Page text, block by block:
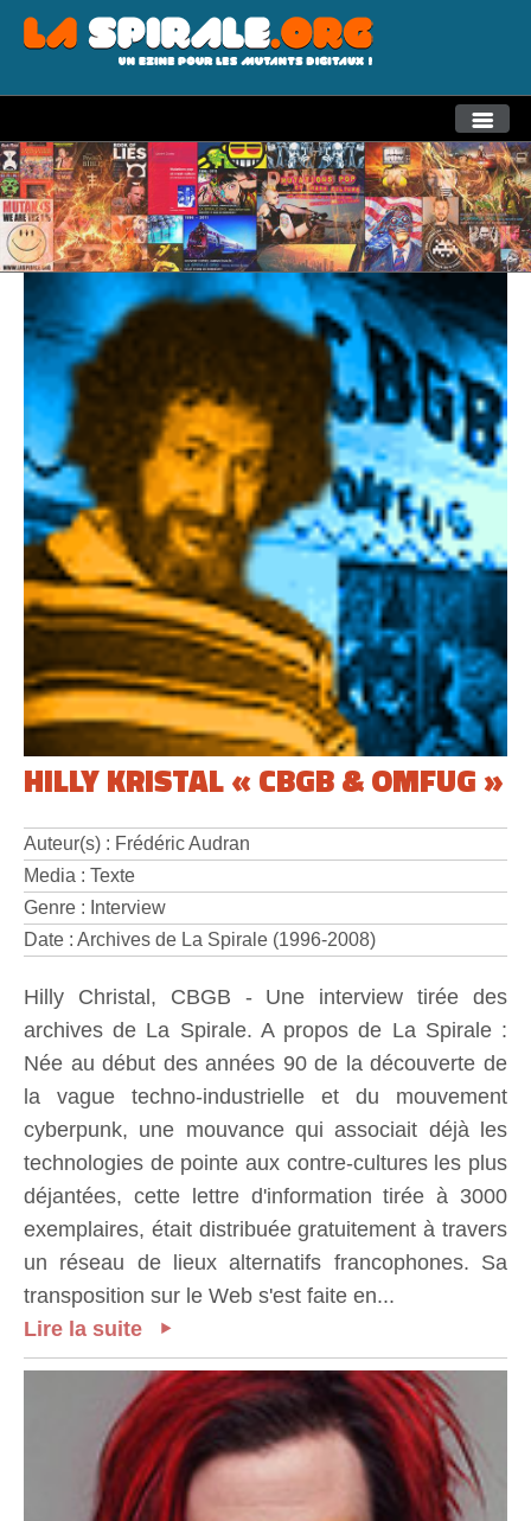
THEMES
RECHERCHE AVANCEE
LA SPIRALE
HILLY KRISTAL « CBGB & OMFUG »
Auteur(s) : Frédéric Audran
Media : Texte
Genre : Interview
Date : Archives de La Spirale (1996-2008)
Hilly Christal, CBGB - Une interview tirée des
archives de La Spirale. A propos de La Spirale :
Née au début des années 90 de la découverte de
la vague techno-industrielle et du mouvement
cyberpunk, une mouvance qui associait déjà les
technologies de pointe aux contre-cultures les plus
déjantées, cette lettre d'information tirée à 3000
exemplaires, était distribuée gratuitement à travers
un réseau de lieux alternatifs francophones. Sa
transposition sur le Web s'est faite en...
Lire la suite